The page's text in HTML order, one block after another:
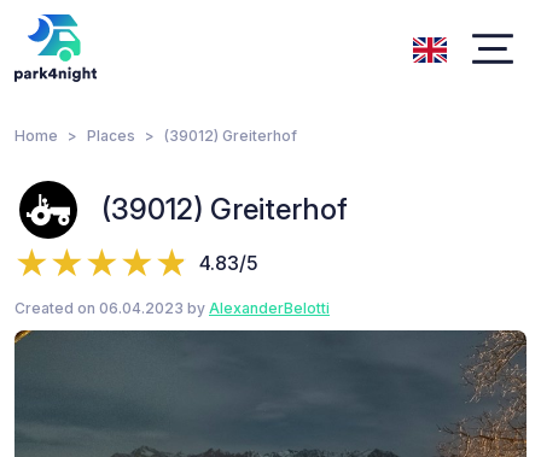
Home Places (39012) Greiterhof
(39012) Greiterhof
4.83/5
Created on 06.04.2023 by AlexanderBelotti